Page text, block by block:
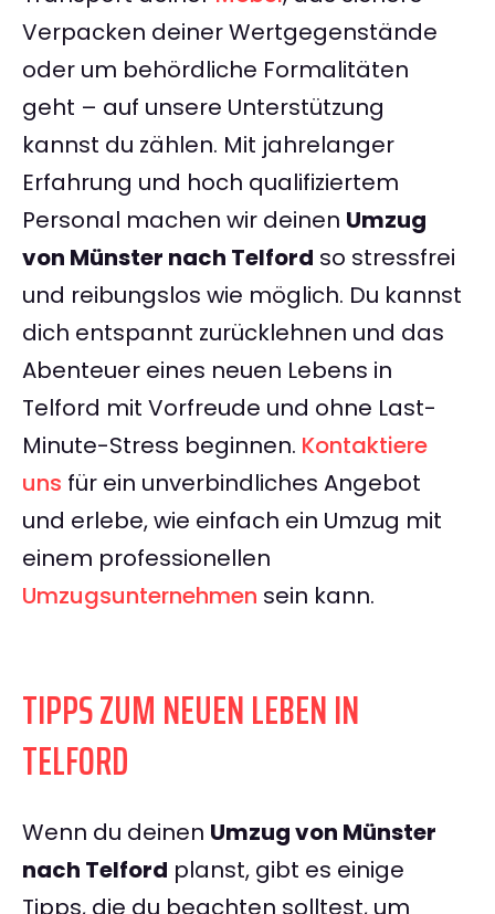
Verpacken deiner Wertgegenstände
oder um behördliche Formalitäten
geht – auf unsere Unterstützung
kannst du zählen. Mit jahrelanger
Erfahrung und hoch qualifiziertem
Personal machen wir deinen Umzug
von Münster nach Telford so stressfrei
und reibungslos wie möglich. Du kannst
dich entspannt zurücklehnen und das
Abenteuer eines neuen Lebens in
Telford mit Vorfreude und ohne Last-
Minute-Stress beginnen. Kontaktiere
uns für ein unverbindliches Angebot
und erlebe, wie einfach ein Umzug mit
einem professionellen
Umzugsunternehmen sein kann.
TIPPS ZUM NEUEN LEBEN IN
TELFORD
Wenn du deinen Umzug von Münster
nach Telford planst, gibt es einige